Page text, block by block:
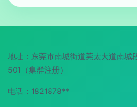
地址：东莞市南城街道莞太大道南城
501（集群注册）
电话：1821878**